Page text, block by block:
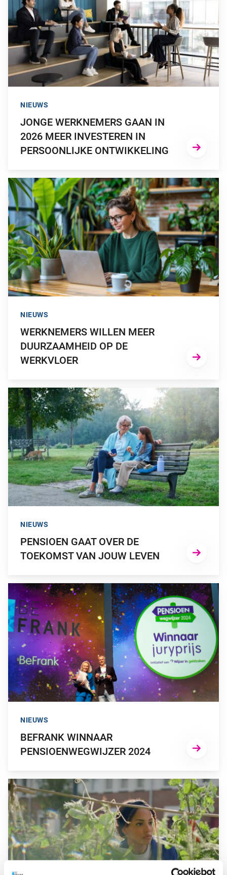
JONGE WERKNEMERS GAAN IN
2026 MEER INVESTEREN IN
PERSOONLIJKE ONTWIKKELING
NIEUWS
GA NAAR “WERKNEMERS WILLEN MEER DUURZAAMHEID
WERKNEMERS WILLEN MEER
DUURZAAMHEID OP DE
WERKVLOER
NIEUWS
GA NAAR “PENSIOEN GAAT OVER DE TOEKOMST VAN
PENSIOEN GAAT OVER DE
TOEKOMST VAN JOUW LEVEN
NIEUWS
GA NAAR “BEFRANK WINNAAR PENSIOENWEGWIJZER 2024”
BEFRANK WINNAAR
PENSIOENWEGWIJZER 2024
NIEUWS
GA NAAR “PENSIOENUITVOERDER BEFRANK IS B CORP